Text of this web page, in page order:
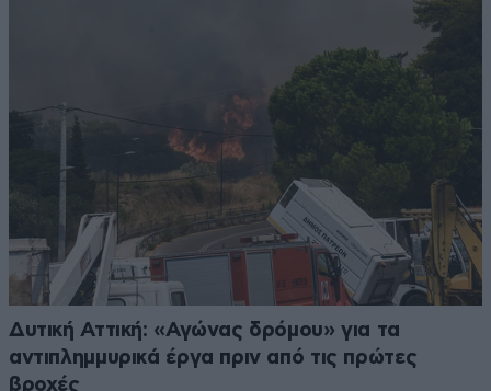
Δυτική Αττική: «Αγώνας δρόμου» για τα
αντιπλημμυρικά έργα πριν από τις πρώτες
βροχές